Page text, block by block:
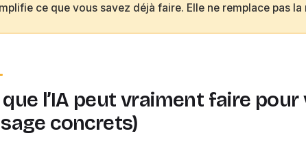
ce que vous savez déjà faire. Elle ne remplace pas
que l’IA peut vraiment faire
concrets)